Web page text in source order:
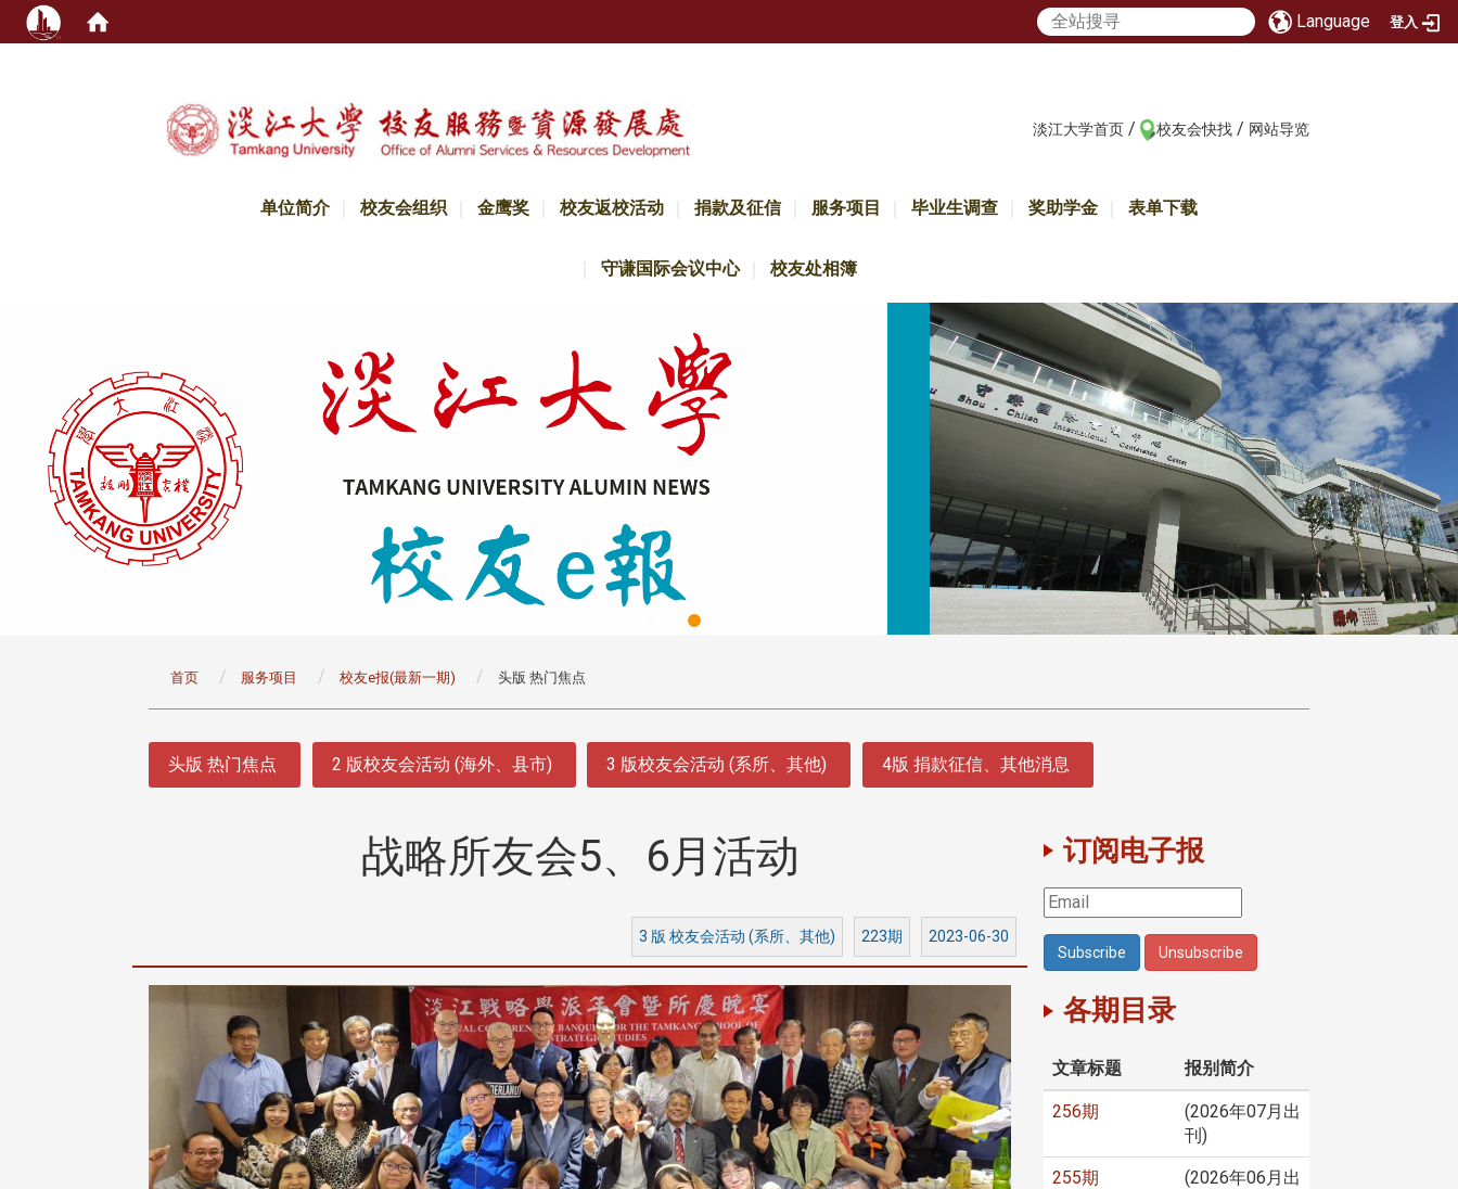
Language 登入
淡江大学首页 / 校友会快找 / 网站导览
单位简介 校友会组织 金鹰奖 校友返校活动 捐款及征信 服务项目 毕业生调查 奖助学金 表单下载
守谦国际会议中心 校友处相簿
首页 服务项目 校友e报(最新一期) 头版 热门焦点
头版 热门焦点 2 版校友会活动 (海外、县市) 3 版校友会活动 (系所、其他) 4版 捐款征信、其他消息
战略所友会5、6月活动
3 版 校友会活动 (系所、其他) 223期 2023-06-30
订阅电子报
各期目录
文章标题 报别简介
256期
(2026年07月出
刊)
255期
(2026年06月出